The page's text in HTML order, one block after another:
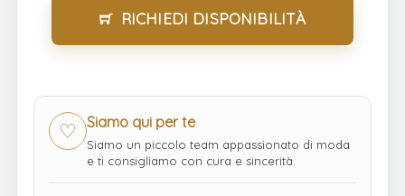
RICHIEDI DISPONIBILITÀ
♡ Siamo qui per te
Siamo un piccolo team appassionato di moda
e ti consigliamo con cura e sincerità.